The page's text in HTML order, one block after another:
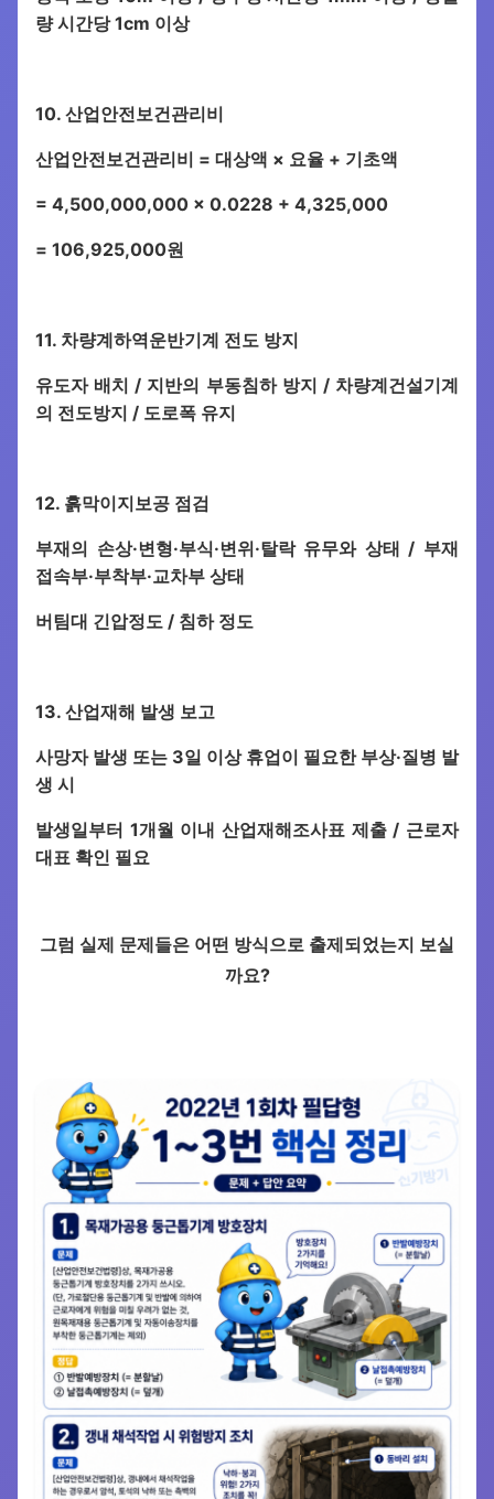
량 시간당 1cm 이상
10. 산업안전보건관리비
산업안전보건관리비 = 대상액 × 요율 + 기초액
= 4,500,000,000 × 0.0228 + 4,325,000
= 106,925,000원
11. 차량계하역운반기계 전도 방지
유도자 배치 / 지반의 부동침하 방지 / 차량계건설기계
의 전도방지 / 도로폭 유지
12. 흙막이지보공 점검
부재의 손상·변형·부식·변위·탈락 유무와 상태 / 부재
접속부·부착부·교차부 상태
버팀대 긴압정도 / 침하 정도
13. 산업재해 발생 보고
사망자 발생 또는 3일 이상 휴업이 필요한 부상·질병 발
생 시
발생일부터 1개월 이내 산업재해조사표 제출 / 근로자
대표 확인 필요
그럼 실제 문제들은 어떤 방식으로 출제되었는지 보실
까요?